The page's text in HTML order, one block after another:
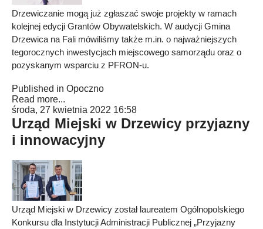
Drzewiczanie mogą już zgłaszać swoje projekty w ramach
kolejnej edycji Grantów Obywatelskich. W audycji Gmina
Drzewica na Fali mówiliśmy także m.in. o najważniejszych
tegorocznych inwestycjach miejscowego samorządu oraz o
pozyskanym wsparciu z PFRON-u.
Published in Opoczno
Read more...
środa, 27 kwietnia 2022 16:58
Urząd Miejski w Drzewicy przyjazny
i innowacyjny
Urząd Miejski w Drzewicy został laureatem Ogólnopolskiego
Konkursu dla Instytucji Administracji Publicznej „Przyjazny